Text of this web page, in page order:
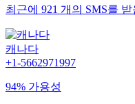
최근에 921 개의 SMS를 받
캐나다
+1-5662971997
94% 가용성